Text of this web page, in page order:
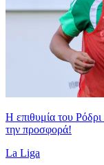
Η επιθυμία του
την προσφορά!
La Liga